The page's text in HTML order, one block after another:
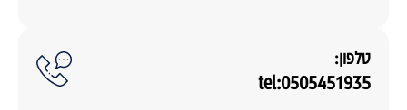
טלפון:
tel:0505451935